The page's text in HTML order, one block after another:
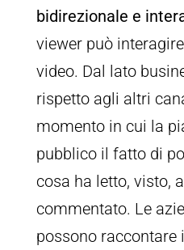
bidirezionale e
viewer può
video. Dal lato
rispetto agli altri
momento in cui la
pubblico il fatto di
cosa ha letto, visto,
commentato. Le
possono raccontare